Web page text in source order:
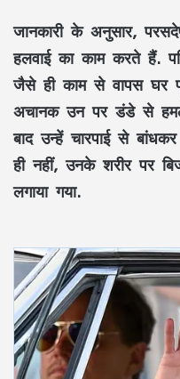
जानकारी के अनुसार,
हलवाई का काम करते हैं.
जैसे ही काम से वापस घर
अचानक उन पर डंडे से
बाद उन्हें चारपाई से
ही नहीं, उनके शरीर पर
लगाया गया.